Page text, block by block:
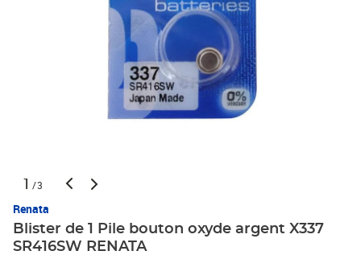
1 /3
Renata
Blister de 1 Pile bouton oxyde argent X337
SR416SW RENATA